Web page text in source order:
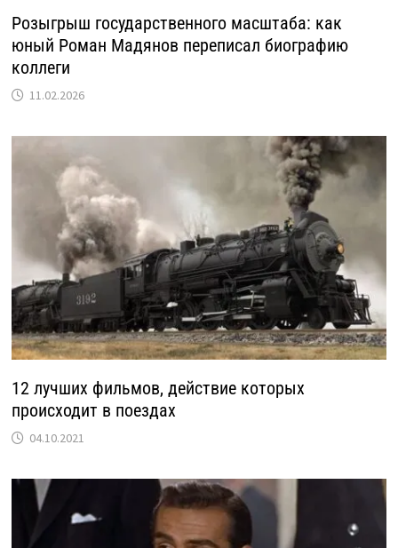
Розыгрыш государственного масштаба: как
юный Роман Мадянов переписал биографию
коллеги
11.02.2026
12 лучших фильмов, действие которых
происходит в поездах
04.10.2021